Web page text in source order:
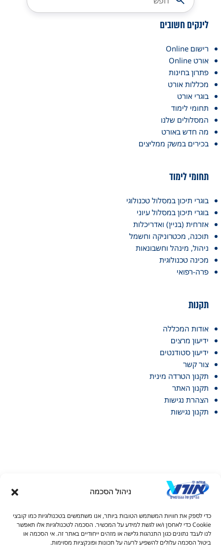
ניהול הסכמה
כדי לספק את חוויות המשתמש הטובות ביותר, אנו משתמשים בטכנולוגיות כמו קובצי
Cookie כדי לאחסן ו/או לגשת למידע על המכשיר. הסכמה לטכנולוגיות אלו תאפשר
לנו לעבד נתונים כגון התנהגות גלישה או מזהים ייחודיים באתר זה. אי הסכמה או
ביטול הסכמה עלולים להשפיע לרעה על תכונות ופונקציות מסוימות.
לינקים חשובים
רישום Online
אורט Online
פתרון בחינות
מכללות אורט
בוגרי אורט
תחומי לימוד
המסלולים שלנו
מה חדש באורט
בכירים במשק ממליצים
תחומי לימוד
בוגרי תיכון במסלול טכנולוגי
בוגרי תיכון במסלול עיוני
אזרחית (בניין) ואדריכלות
תוכנה, מכטרוניקה וחשמל
ניהול, מינהל וחשבונאות
מכינה טכנולוגית
פרה-רפואי
תקנות
אודות המכללה
ידיעון מרצים
ידיעון סטודנטים
צור קשר
תקנון הטרדה מינית
תקנון האתר
הצהרת נגישות
תקנון נגישות
© כל הזכויות שמורות למכללות אורט 2026
טקסט
טקסט